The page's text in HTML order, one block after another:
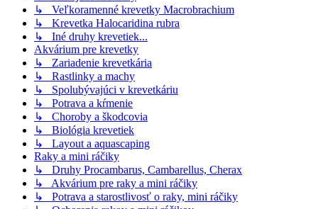
↳ Veľkoramenné krevetky Macrobrachium
↳ Krevetka Halocaridina rubra
↳ Iné druhy krevetiek...
Akvárium pre krevetky
↳ Zariadenie krevetkária
↳ Rastlinky a machy
↳ Spolubývajúci v krevetkáriu
↳ Potrava a kŕmenie
↳ Choroby a škodcovia
↳ Biológia krevetiek
↳ Layout a aquascaping
Raky a mini ráčiky
↳ Druhy Procambarus, Cambarellus, Cherax
↳ Akvárium pre raky a mini ráčiky
↳ Potrava a starostlivosť o raky, mini ráčiky